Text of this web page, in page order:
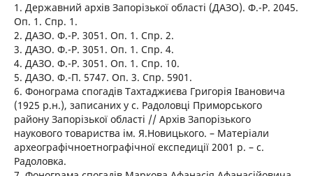
1. Державний архів Запорізької області (ДАЗО). Ф.-Р. 2045.
Оп. 1. Спр. 1.
2. ДАЗО. Ф.-Р. 3051. Оп. 1. Спр. 2.
3. ДАЗО. Ф.-Р. 3051. Оп. 1. Спр. 4.
4. ДАЗО. Ф.-Р. 3051. Оп. 1. Спр. 10.
5. ДАЗО. Ф.-П. 5747. Оп. 3. Спр. 5901.
6. Фонограма спогадів Тахтаджиєва Григорія Івановича
(1925 р.н.), записаних у с. Радоловці Приморського
району Запорізької області // Архів Запорізького
наукового товариства ім. Я.Новицького. – Матеріали
археографічноетнографічної експедиції 2001 р. – c.
Радоловка.